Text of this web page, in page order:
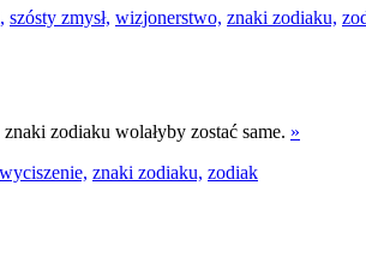
szósty zmysł, wizjonerstwo, znaki zodiaku,
zodiaku wolałyby zostać same. »
wyciszenie, znaki zodiaku, zodiak